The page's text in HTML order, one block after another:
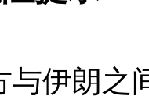
与伊朗之